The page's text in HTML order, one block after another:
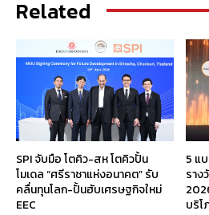
Related
SPI จับมือ โตคิว-สห โตคิวปั้น
โมเดล “ศรีราชาแห่งอนาคต” รับ
คลื่นทุนโลก-ปั้นฮับเศรษฐกิจใหม่
EEC
5 แ
ราง
บริโ